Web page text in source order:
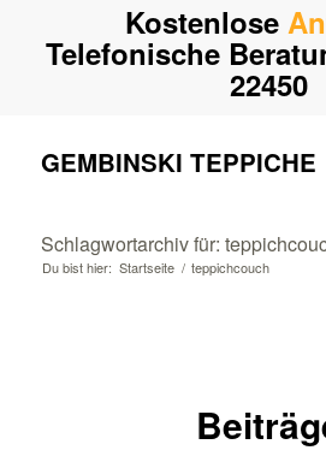
Kostenlose
Telefonische
22450
GEMBINSKI TEPPICHE
Schlagwortarchiv für:
Du bist hier: Startseite / teppichcouch